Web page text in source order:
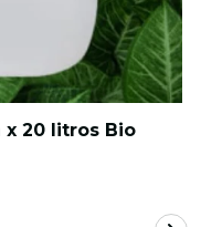
x 20 litros Bio